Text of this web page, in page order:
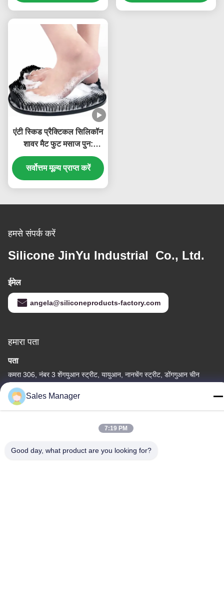
एंटी स्किड प्रैक्टिकल सिलिकॉन
शावर मैट फुट मसाज पुन:
प्रयोज्य
सर्वोत्तम मूल्य प्राप्त करें
हमसे संपर्क करें
Silicone JinYu Industrial Co., Ltd.
ईमेल
angela@siliconeproducts-factory.com
हमारा पता
पता
कमरा 306, नंबर 3 शेंगयुआन स्ट्रीट, यायुआन, नानचेंग स्ट्रीट, डोंगगुआन चीन
दूरभाष:
86--15028563200
Sales Manager
7:19 PM
Good day, what product are you looking for?